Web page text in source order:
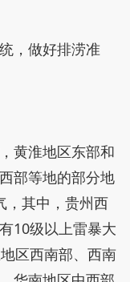
，做好排涝准
黄淮地区东部和
部等地的部分地
，其中，贵州西
10级以上雷暴大
区西南部、西南